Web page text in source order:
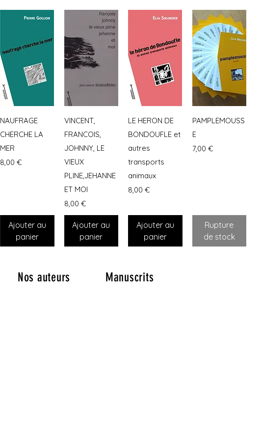
Aperçu rapide
NAUFRAGE
CHERCHE LA
MER
Prix
8,00 €
Ajouter au
panier
Aperçu rapide
VINCENT,
FRANCOIS,
JOHNNY, LE
VIEUX
PLINE,JEHANNE
ET MOI
Prix
8,00 €
Ajouter au
panier
Aperçu rapide
LE HERON DE
BONDOUFLE et
autres
transports
animaux
Prix
8,00 €
Ajouter au
panier
Aperçu rapide
PAMPLEMOUSS
E
Prix
7,00 €
Rupture
de stock
Nos auteurs Manuscrits